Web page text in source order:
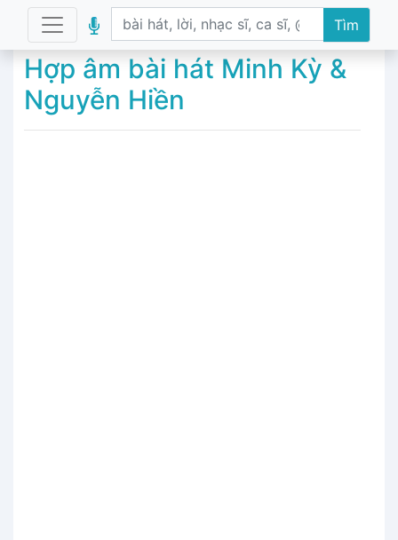
Tìm
Hợp âm bài hát Minh Kỳ &
Nguyễn Hiền